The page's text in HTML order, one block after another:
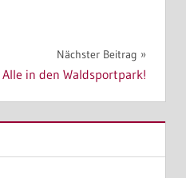
Nächster Beitrag
in den Waldsportpark!